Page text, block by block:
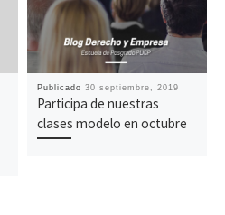
Publicado 30 septiembre, 2019
Participa de nuestras
clases modelo en octubre